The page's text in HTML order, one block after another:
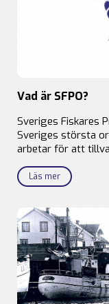
Vad är SFPO?
Sveriges Fiskares
Sveriges största
arbetar för att
Läs mer